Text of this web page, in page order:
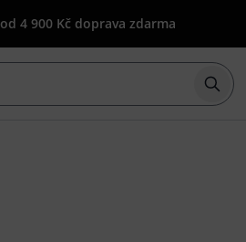
od 4 900 Kč doprava zdarma